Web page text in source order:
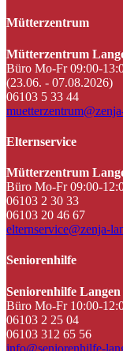
Mütterzentrum
Mütterzentrum
Büro Mo-Fr 09:00-
(23.06. - 07.08.2026)
06103 5 33 44
Elternservice
Mütterzentrum
Büro Mo-Fr 09:00-
06103 2 30 33
06103 20 46 67
elternservice@zenja-
Seniorenhilfe
Seniorenhilfe
Büro Mo-Fr 10:00-
06103 2 25 04
06103 312 65 56
info@seniorenhilfe-